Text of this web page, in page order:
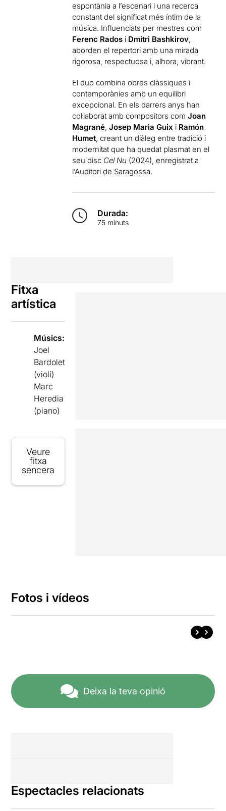
espontània a l’escenari i una recerca
constant del significat més íntim de la
música. Influenciats per mestres com
Ferenc Rados i Dmitri Bashkirov,
aborden el repertori amb una mirada
rigorosa, respectuosa i, alhora, vibrant.
El duo combina obres clàssiques i
contemporànies amb un equilibri
excepcional. En els darrers anys han
col·laborat amb compositors comJoan
Magrané,Josep Maria Guix i Ramón
Humet, creant un diàleg entre tradició i
modernitat que ha quedat plasmat en el
seu disc Cel Nu (2024), enregistrat a
l’Auditori de Saragossa.
Durada:
75 minuts
Fitxa
artística
Músics:
Joel
Bardolet
(violí)
Marc
Heredia
(piano)
Veure
fitxa
sencera
Fotos i vídeos
Deixa la teva opinió
Espectacles relacionats